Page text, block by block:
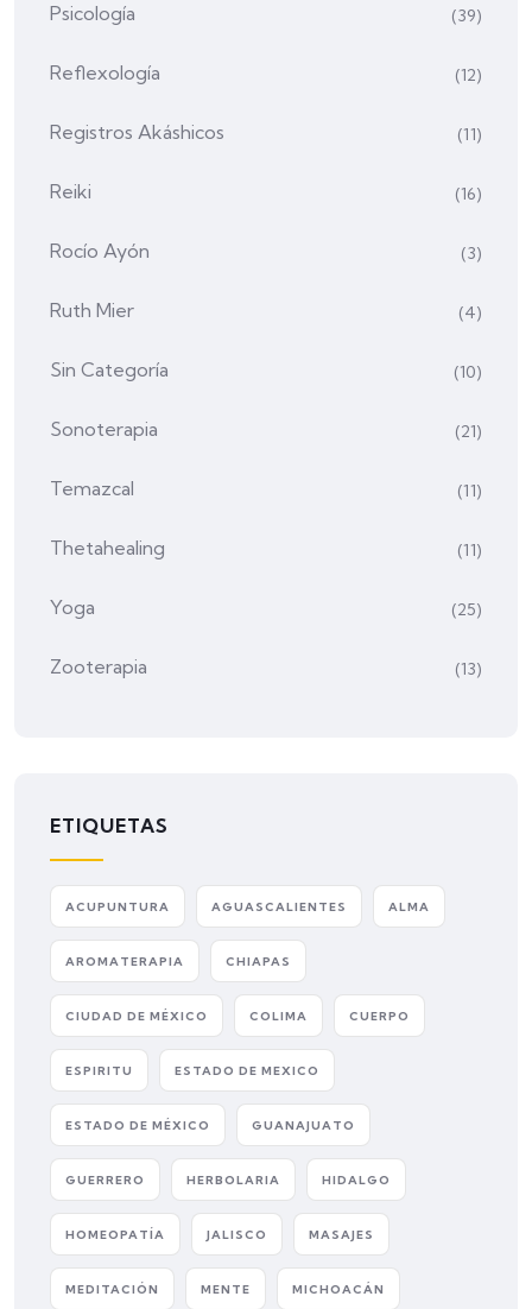
Psicología (39)
Reflexología (12)
Registros Akáshicos (11)
Reiki (16)
Rocío Ayón (3)
Ruth Mier (4)
Sin Categoría (10)
Sonoterapia (21)
Temazcal (11)
Thetahealing (11)
Yoga (25)
Zooterapia (13)
ETIQUETAS
ACUPUNTURA AGUASCALIENTES ALMA
AROMATERAPIA CHIAPAS
CIUDAD DE MÉXICO COLIMA CUERPO
ESPIRITU ESTADO DE MEXICO
ESTADO DE MÉXICO GUANAJUATO
GUERRERO HERBOLARIA HIDALGO
HOMEOPATÍA JALISCO MASAJES
MEDITACIÓN MENTE MICHOACÁN